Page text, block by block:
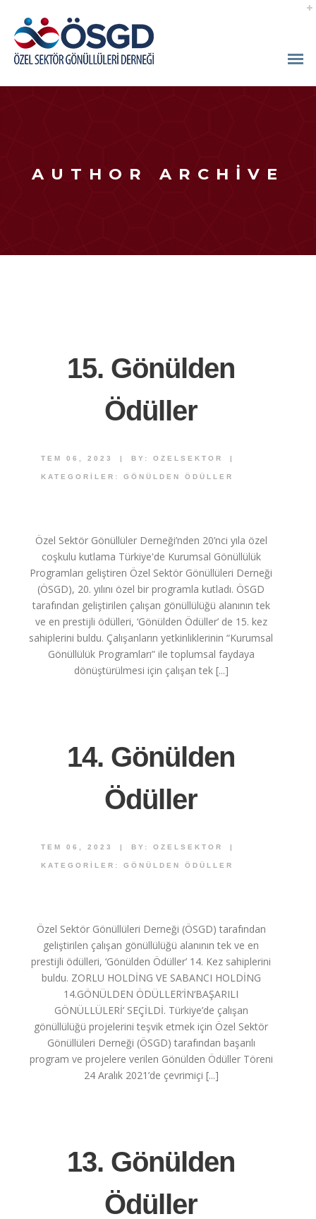
AUTHOR ARCHIVE
15. Gönülden
Ödüller
TEM 06, 2023 | BY: OZELSEKTOR |
KATEGORILER: GÖNÜLDEN ÖDÜLLER
Özel Sektör Gönüllüler Derneği’nden 20’nci yıla özel
coşkulu kutlama Türkiye'de Kurumsal Gönüllülük
Programları geliştiren Özel Sektör Gönüllüleri Derneği
(ÖSGD), 20. yılını özel bir programla kutladı. ÖSGD
tarafından geliştirilen çalışan gönüllülüğü alanının tek
ve en prestijli ödülleri, ‘Gönülden Ödüller’ de 15. kez
sahiplerini buldu. Çalışanların yetkinliklerinin “Kurumsal
Gönüllülük Programları” ile toplumsal faydaya
dönüştürülmesi için çalışan tek [...]
14. Gönülden
Ödüller
TEM 06, 2023 | BY: OZELSEKTOR |
KATEGORILER: GÖNÜLDEN ÖDÜLLER
Özel Sektör Gönüllüleri Derneği (ÖSGD) tarafından
geliştirilen çalışan gönüllülüğü alanının tek ve en
prestijli ödülleri, ‘Gönülden Ödüller’ 14. Kez sahiplerini
buldu. ZORLU HOLDİNG VE SABANCI HOLDİNG
14.GÖNÜLDEN ÖDÜLLER’İN‘BAŞARILI
GÖNÜLLÜLERİ’ SEÇİLDİ. Türkiye’de çalışan
gönüllülüğü projelerini teşvik etmek için Özel Sektör
Gönüllüleri Derneği (ÖSGD) tarafından başarılı
program ve projelere verilen Gönülden Ödüller Töreni
24 Aralık 2021’de çevrimiçi [...]
13. Gönülden
Ödüller